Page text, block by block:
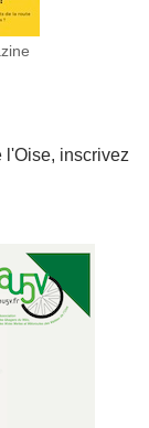
l'Oise, inscrivez